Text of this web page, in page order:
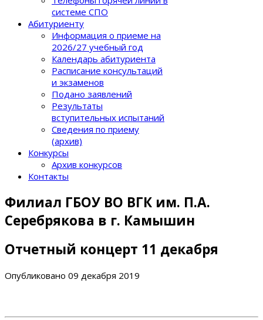
системе СПО
Абитуриенту
Информация о приеме на
2026/27 учебный год
Календарь абитуриента
Расписание консультаций
и экзаменов
Подано заявлений
Результаты
вступительных испытаний
Сведения по приему
(архив)
Конкурсы
Архив конкурсов
Контакты
Филиал ГБОУ ВО ВГК им. П.А.
Серебрякова в г. Камышин
Отчетный концерт 11 декабря
Опубликовано 09 декабря 2019